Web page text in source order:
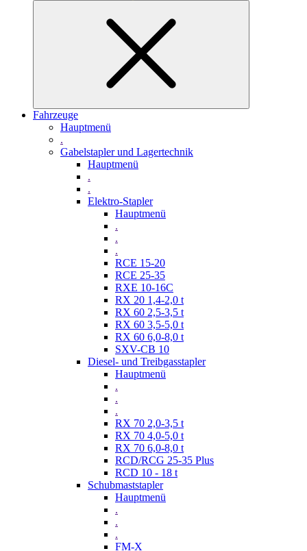
Fahrzeuge
Hauptmenü
.
Gabelstapler und Lagertechnik
Hauptmenü
.
.
Elektro-Stapler
Hauptmenü
.
.
.
RCE 15-20
RCE 25-35
RXE 10-16C
RX 20 1,4-2,0 t
RX 60 2,5-3,5 t
RX 60 3,5-5,0 t
RX 60 6,0-8,0 t
SXV-CB 10
Diesel- und Treibgasstapler
Hauptmenü
.
.
.
RX 70 2,0-3,5 t
RX 70 4,0-5,0 t
RX 70 6,0-8,0 t
RCD/RCG 25-35 Plus
RCD 10 - 18 t
Schubmaststapler
Hauptmenü
.
.
.
FM-X